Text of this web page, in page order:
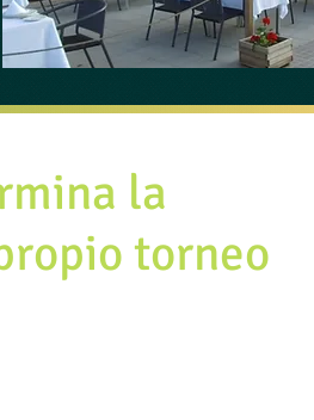
la
torneo